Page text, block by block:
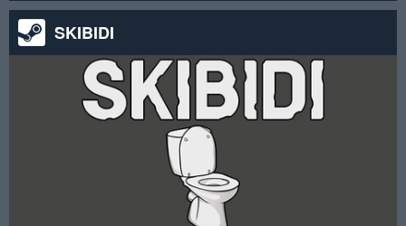
SKIBIDI